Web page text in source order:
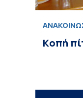
Kοπή